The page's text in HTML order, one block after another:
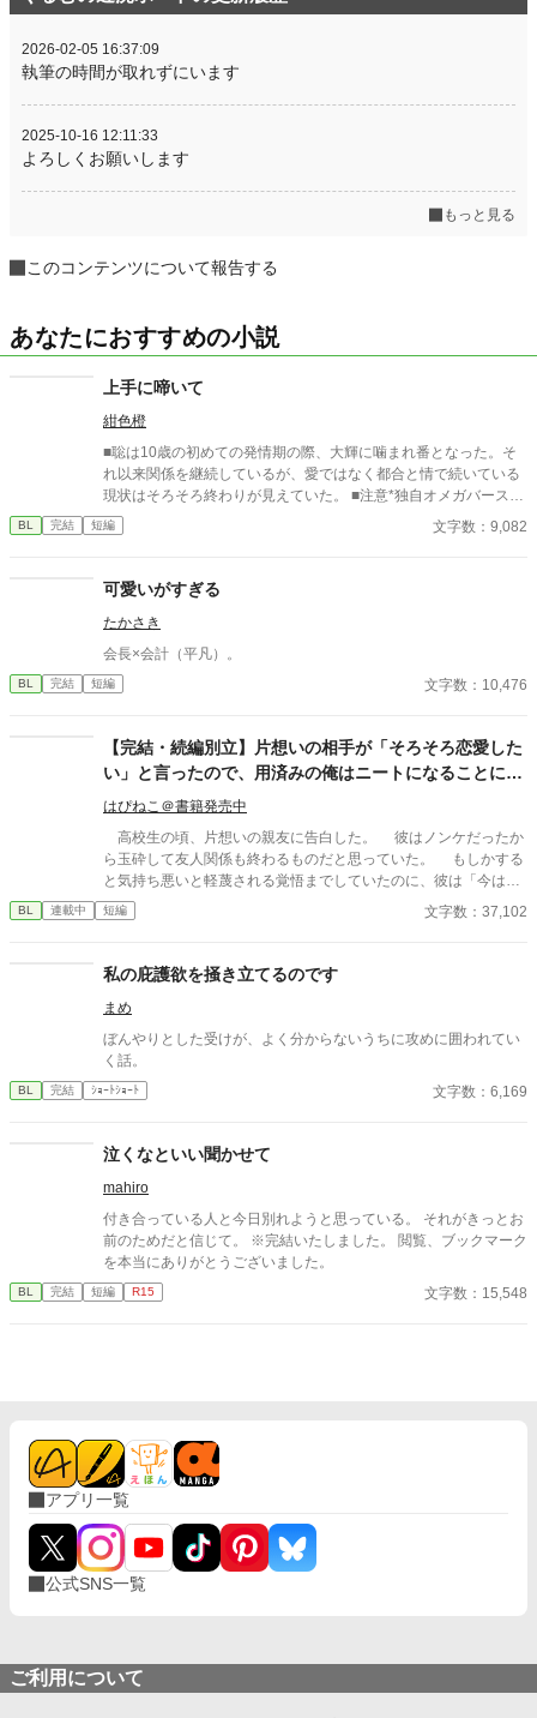
2026-02-05 16:37:09
執筆の時間が取れずにいます
2025-10-16 12:11:33
よろしくお願いします
もっと見る
このコンテンツについて報告する
あなたにおすすめの小説
上手に啼いて
紺色橙
■聡は10歳の初めての発情期の際、大輝に噛まれ番となった。そ
れ以来関係を継続しているが、愛ではなく都合と情で続いている
現状はそろそろ終わりが見えていた。 ■注意*独自オメガバース設
定。■『それは愛か本能か』と同じ世界設定です。関係は一切な
し。
BL 完結 短編 文字数：9,082
可愛いがすぎる
たかさき
会長×会計（平凡）。
BL 完結 短編 文字数：10,476
【完結・続編別立】片想いの相手が「そろそろ恋愛した
い」と言ったので、用済みの俺はニートになることにし
ました。
はぴねこ＠書籍発売中
高校生の頃、片想いの親友に告白した。 彼はノンケだったか
ら玉砕して友人関係も終わるものだと思っていた。 もしかする
と気持ち悪いと軽蔑される覚悟までしていたのに、彼は「今は恋
愛をしている時間がないんだ」と自分の夢を語ってくれた。 彼
は会社を興した祖父のことをとても尊敬していて、自分も起業し
親友のお前には俺の右腕になってほしい」と言われた。 同性愛
者の俺のことを気持ち悪いと遠ざけることもせずに、親友のまま
でいてくれた彼に俺は感謝して、同じ大学に進学して、大学の頃
に彼と一緒にゲームを作成する会社を起業した。 あれから二十
年間、本当に二人三脚で駆け抜けてきた。 そして、昨年売り出
祝うパーティーで親友が語った言葉に俺の覚悟も決まった。 「俺
と踏み出すお話です。
BL 連載中 短編 文字数：37,102
私の庇護欲を掻き立てるのです
まめ
ぼんやりとした受けが、よく分からないうちに攻めに囲われてい
く話。
BL 完結 ｼｮｰﾄｼｮｰﾄ 文字数：6,169
泣くなといい聞かせて
mahiro
付き合っている人と今日別れようと思っている。 それがきっとお
前のためだと信じて。 ※完結いたしました。 閲覧、ブックマーク
を本当にありがとうございました。
BL 完結 短編 R15 文字数：15,548
アプリ一覧
公式SNS一覧
ご利用について